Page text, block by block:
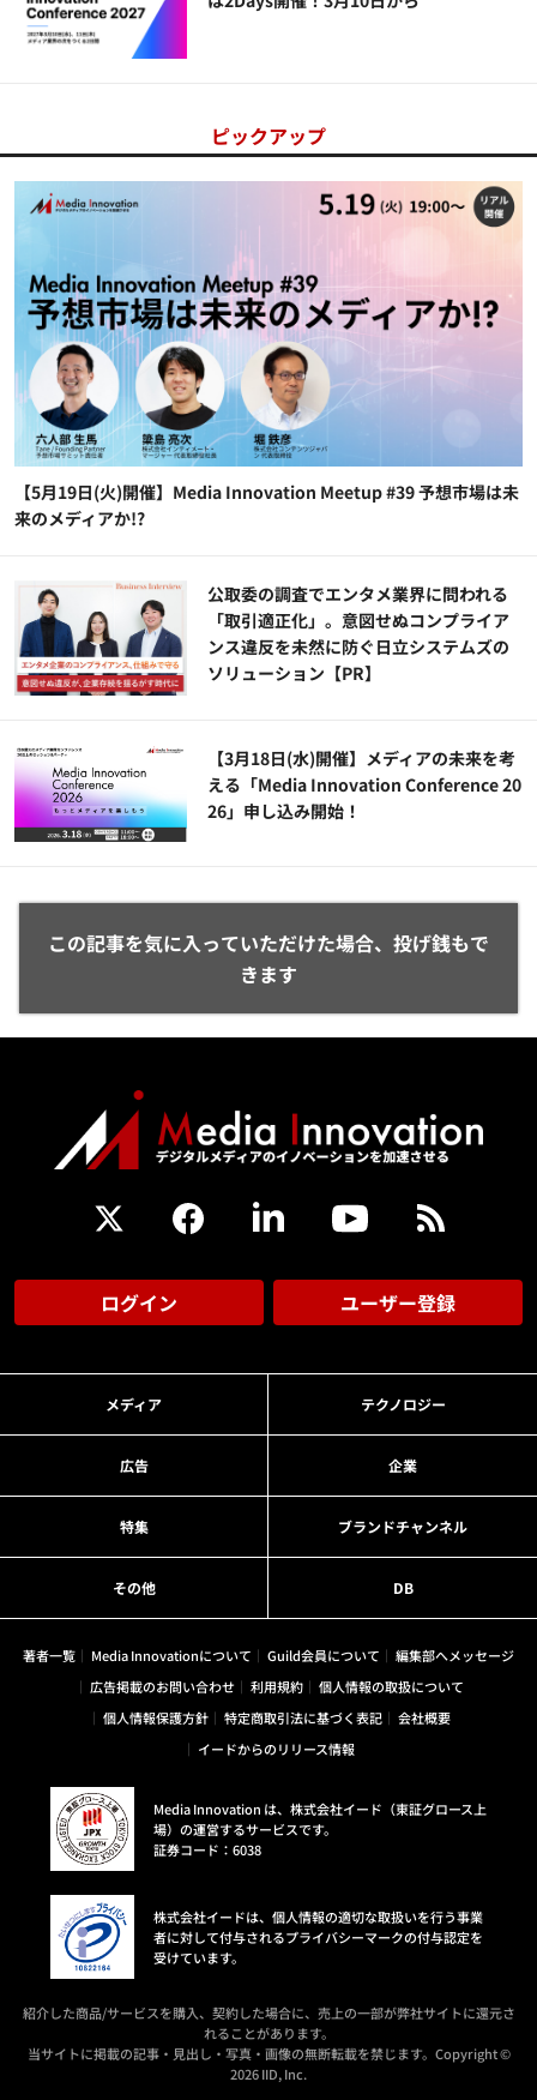
ピックアップ
【5月19日(火)開催】Media Innovation Meetup #39 予想市場は未
来のメディアか!?
公​​取委の調査でエンタメ業界に問われる
「取引適正化」。意図せぬコンプライア
ンス違反を未然に防ぐ日立システムズの
ソリューション​【PR】
【3月18日(水)開催】メディアの未来を考
える「Media Innovation Conference 20
26」申し込み開始！
この記事を気に入っていただけた場合、投げ銭もで
きます
ログイン ユーザー登録
メディア テクノロジー
広告 企業
特集 ブランドチャンネル
その他 DB
著者一覧 Media Innovationについて Guild会員について
編集部へメッセージ
広告掲載のお問い合わせ
利用規約
個人情報の取扱について
個人情報保護方針
特定商取引法に基づく表記
会社概要
イードからのリリース情報
Media Innovation は、株式会社イード（東証グロース上
場）の運営するサービスです。
証券コード：6038
株式会社イードは、個人情報の適切な取扱いを行う事業
者に対して付与されるプライバシーマークの付与認定を
受けています。
紹介した商品/サービスを購入、契約した場合に、売上の一部が弊社サイトに還元さ
れることがあります。
当サイトに掲載の記事・見出し・写真・画像の無断転載を禁じます。Copyright ©
2026 IID, Inc.